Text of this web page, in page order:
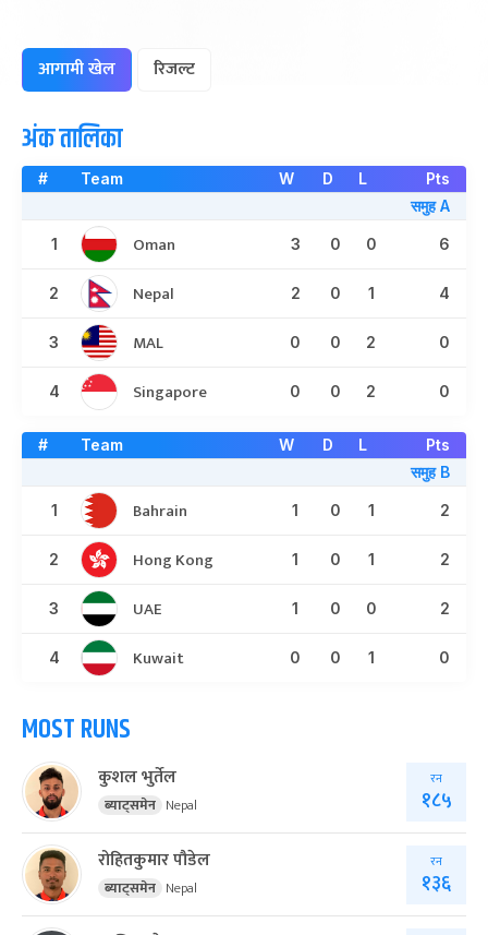
आगामी खेल रिजल्ट
अंक तालिका
# Team W D L
Pts
समुह A
1 Oman 3 0 0 6
2 Nepal 2 0 1 4
3 MAL 0 0 2 0
4 Singapore 0 0 2 0
# Team W D L
Pts
समुह B
1 Bahrain 1 0 1 2
2 Hong Kong 1 0 1 2
3 UAE 1 0 0 2
4 Kuwait 0 0 1 0
MOST RUNS
कुशल भुर्तेल
ब्याट्समेन Nepal
रन
१८५
रोहितकुमार पौडेल
ब्याट्समेन Nepal
रन
१३६